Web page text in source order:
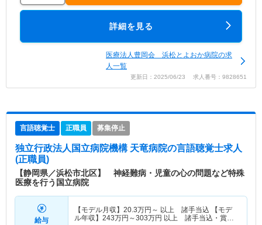
詳細を見る
医療法人豊岡会 浜松とよおか病院の求
人一覧
更新日：2025/06/23 求人番号：9828651
言語聴覚士 正職員 募集停止
独立行政法人国立病院機構 天竜病院の言語聴覚士求人
(正職員)
【静岡県／浜松市北区】 神経難病・児童の心の問題など特殊
医療を行う国立病院
給与
【モデル月収】 20.3万円～ 以上 諸手当込 【モデ
ル年収】 243万円～303万円 以上 諸手当込・賞与